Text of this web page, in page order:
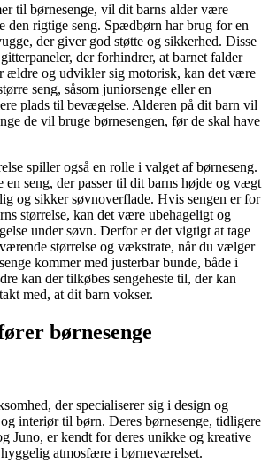
til børnesenge, vil dit barns alder være
den rigtige seng. Spædbørn har brug for en
der giver god støtte og sikkerhed. Disse
der forhindrer, at barnet falder
ældre og udvikler sig motorisk, kan det være
seng, såsom juniorsenge eller en
plads til bevægelse. Alderen på dit barn vil
de vil bruge børnesengen, før de skal have
spiller også en rolle i valget af børneseng.
seng, der passer til dit barns højde og vægt
og sikker søvnoverflade. Hvis sengen er for
størrelse, kan det være ubehageligt og
under søvn. Derfor er det vigtigt at tage
størrelse og vækstrate, når du vælger
kommer med justerbar bunde, både i
kan der tilkøbes sengeheste til, der kan
med, at dit barn vokser.
børnesenge
der specialiserer sig i design og
interiør til børn. Deres børnesenge, tidligere
Juno, er kendt for deres unikke og kreative
atmosfære i børneværelset.